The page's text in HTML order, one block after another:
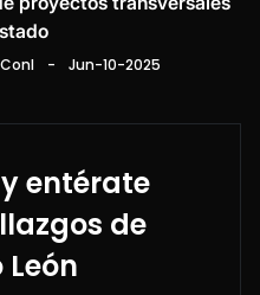
- Jun-10-2025
entérate
de
León